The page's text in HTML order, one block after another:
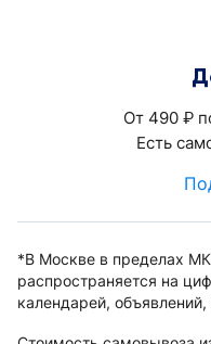
От 490 руб.
Есть
*В Москве в пределах
распространяется на
календарей,